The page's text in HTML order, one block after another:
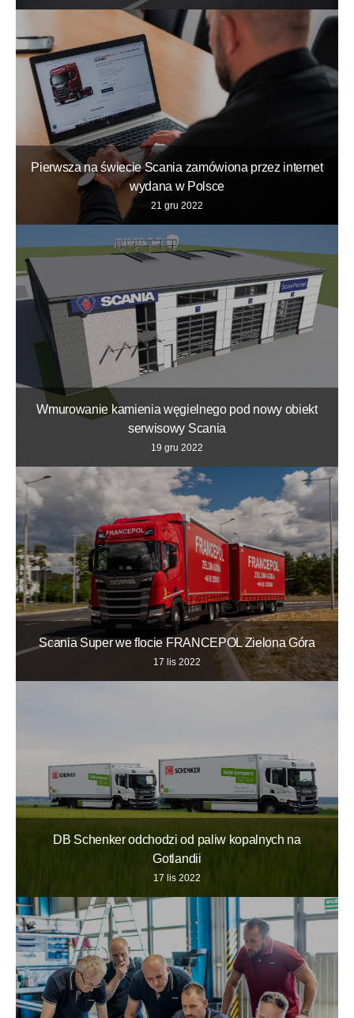
Pierwsza na świecie Scania zamówiona przez internet
wydana w Polsce
21 gru 2022
Wmurowanie kamienia węgielnego pod nowy obiekt
serwisowy Scania
19 gru 2022
Scania Super we flocie FRANCEPOL Zielona Góra
17 lis 2022
DB Schenker odchodzi od paliw kopalnych na
Gotlandii
17 lis 2022